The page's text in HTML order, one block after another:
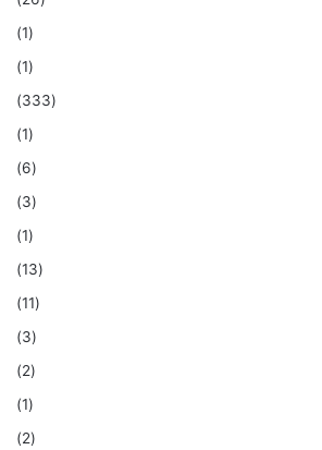
(1)
(1)
(333)
(1)
(6)
(3)
(1)
(13)
(11)
(3)
(2)
(1)
(2)